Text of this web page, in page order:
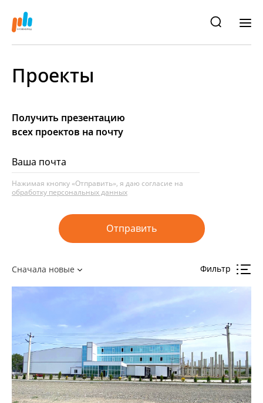
Проекты
Получить презентацию
всех проектов на почту
Нажимая кнопку «Отправить», я даю согласие на
обработку персональных данных
Отправить
Сначала новые Фильтр